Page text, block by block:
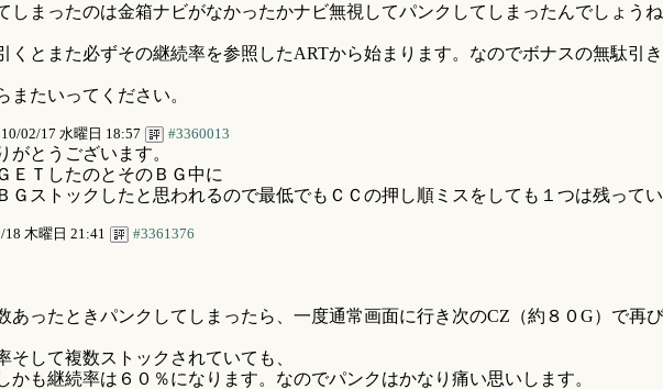
しまったのは金箱ナビがなかったかナビ無視してパンクしてしまったんでしょう
くとまた必ずその継続率を参照したARTから始まります。なのでボナスの無駄引
またいってください。
02/17 水曜日 18:57 #3360013
がとうございます。
ＥＴしたのとそのＢＧ中に
Ｇストックしたと思われるので最低でもＣＣの押し順ミスをしても１つは残って
18 木曜日 21:41 #3361376
あったときパンクしてしまったら、一度通常画面に行き次のCZ（約８０G）で再び
そして複数ストックされていても、
かも継続率は６０％になります。なのでパンクはかなり痛い思いします。